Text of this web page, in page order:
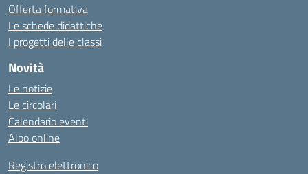
Offerta formativa
Le schede didattiche
I progetti delle classi
Novità
Le notizie
Le circolari
Calendario eventi
Albo online
Registro elettronico